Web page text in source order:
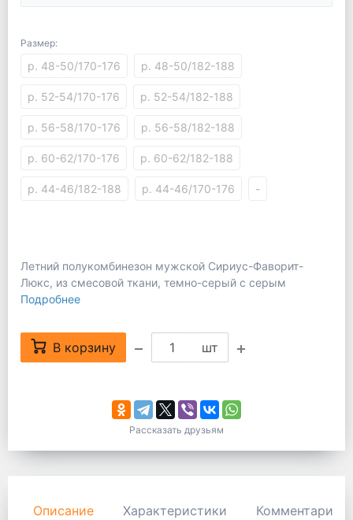
Размер:
р. 48-50/170-176 р. 48-50/182-188
р. 52-54/170-176 р. 52-54/182-188
р. 56-58/170-176 р. 56-58/182-188
р. 60-62/170-176 р. 60-62/182-188
р. 44-46/182-188 р. 44-46/170-176 -
Летний полукомбинезон мужской Сириус-Фаворит-
Люкс, из смесовой ткани, темно-серый с серым
Подробнее
В корзину шт
Рассказать друзьям
Описание Характеристики Комментарии